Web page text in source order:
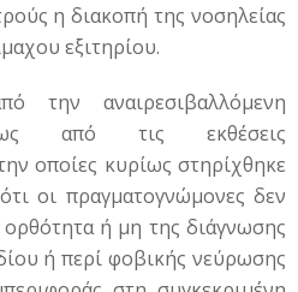
η διακοπή της νοσηλείας
εξιτηρίου.
την αναιρεσιβαλλόμενη
από τις εκθέσεις
οποίες κυρίως στηρίχθηκε
οι πραγματογνώμονες δεν
ή μη της διάγνωσης
ή περί φοβικής νεύρωσης